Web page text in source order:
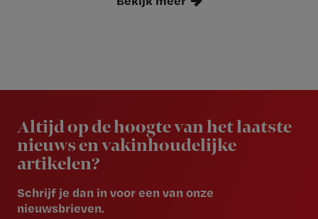
Altijd op de hoogte van het laatste
nieuws en vakinhoudelijke
artikelen?
Schrijf je dan in voor een van onze
nieuwsbrieven.